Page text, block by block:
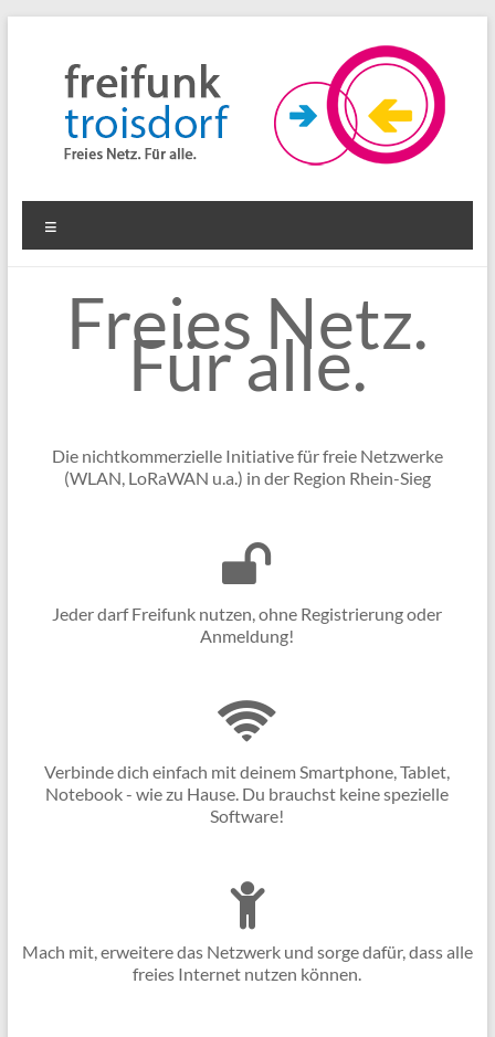
springen
Freifunk
Troisdorf
Freies Netz.
Für alle.
Die nichtkommerzielle Initiative für freie Netzwerke
(WLAN, LoRaWAN u.a.) in der Region Rhein-Sieg
Jeder darf Freifunk nutzen, ohne Registrierung oder
Anmeldung!
Verbinde dich einfach mit deinem Smartphone, Tablet,
Notebook - wie zu Hause. Du brauchst keine spezielle
Software!
Mach mit, erweitere das Netzwerk und sorge dafür, dass alle
freies Internet nutzen können.